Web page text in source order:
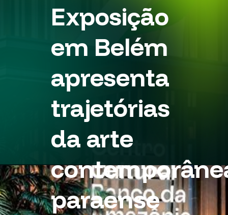
Exposição
em Belém
apresenta
trajetórias
da arte
paraense